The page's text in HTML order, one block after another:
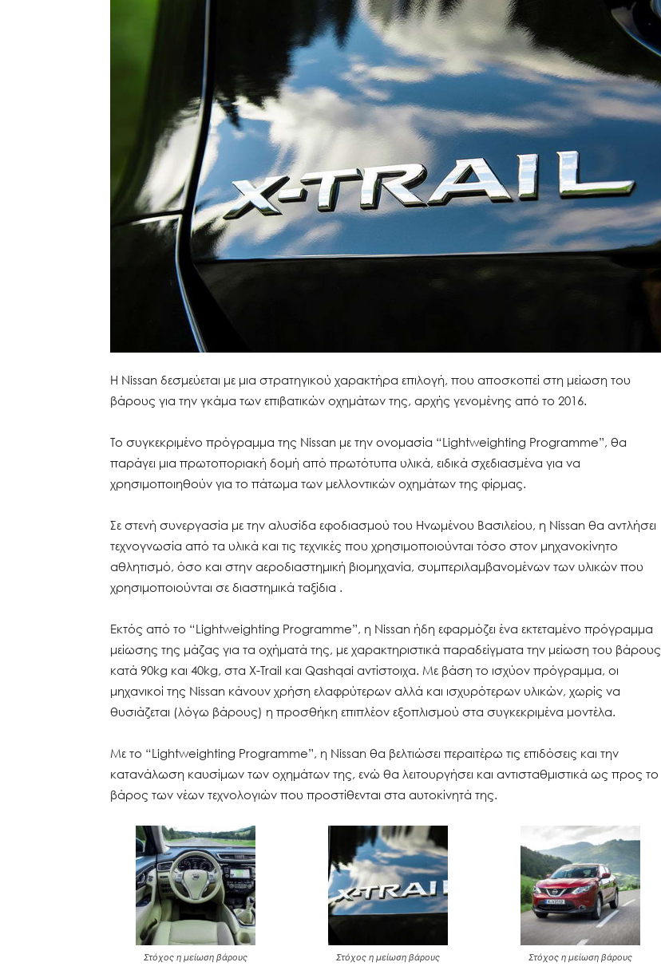
Η Nissan δεσμεύεται με μια στρατηγικού χαρακτήρα επιλογή, που αποσκοπεί στη μείωση του
βάρους για την γκάμα των επιβατικών οχημάτων της, αρχής γενομένης από το 2016.
Το συγκεκριμένο πρόγραμμα της Nissan με την ονομασία “Lightweighting Programme”, θα
παράγει μια πρωτοποριακή δομή από πρωτότυπα υλικά, ειδικά σχεδιασμένα για να
χρησιμοποιηθούν για το πάτωμα των μελλοντικών οχημάτων της φίρμας.
Σε στενή συνεργασία με την αλυσίδα εφοδιασμού του Ηνωμένου Βασιλείου, η Nissan θα αντλήσει
τεχνογνωσία από τα υλικά και τις τεχνικές που χρησιμοποιούνται τόσο στον μηχανοκίνητο
αθλητισμό, όσο και στην αεροδιαστημική βιομηχανία, συμπεριλαμβανομένων των υλικών που
χρησιμοποιούνται σε διαστημικά ταξίδια .
Εκτός από το “Lightweighting Programme”, η Nissan ήδη εφαρμόζει ένα εκτεταμένο πρόγραμμα
μείωσης της μάζας για τα οχήματά της, με χαρακτηριστικά παραδείγματα την μείωση του βάρους
κατά 90kg και 40kg, στα X-Trail και Qashqai αντίστοιχα. Με βάση το ισχύον πρόγραμμα, οι
μηχανικοί της Nissan κάνουν χρήση ελαφρύτερων αλλά και ισχυρότερων υλικών, χωρίς να
θυσιάζεται (λόγω βάρους) η προσθήκη επιπλέον εξοπλισμού στα συγκεκριμένα μοντέλα.
Με το “Lightweighting Programme”, η Nissan θα βελτιώσει περαιτέρω τις επιδόσεις και την
κατανάλωση καυσίμων των οχημάτων της, ενώ θα λειτουργήσει και αντισταθμιστικά ως προς το
βάρος των νέων τεχνολογιών που προστίθενται στα αυτοκίνητά της.
Στόχος η μείωση βάρους Στόχος η μείωση βάρους Στόχος η μείωση βάρους